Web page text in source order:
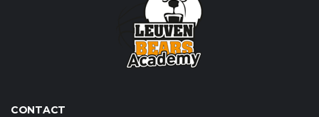
CONTACT